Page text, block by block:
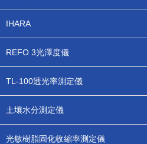
IHARA
REFO 3光澤度儀
TL-100透光率測定儀
土壤水分測定儀
光敏樹脂固化收縮率測定儀